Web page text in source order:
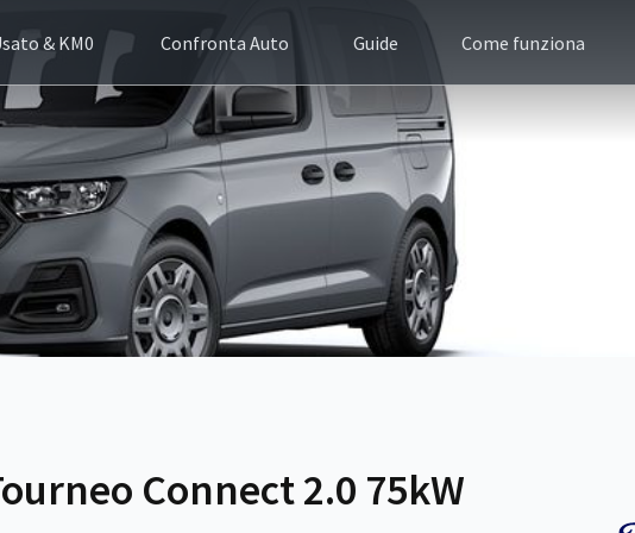
& KM0 Confronta Auto Guide Come funziona
Connect 2.0 75kW